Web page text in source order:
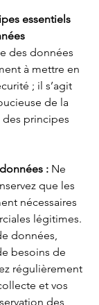
essentiels
des données
à mettre en
; il s’agit
de la
des principes
: Ne
que les
nécessaires
légitimes.
données,
besoins de
régulièrement
et vos
des